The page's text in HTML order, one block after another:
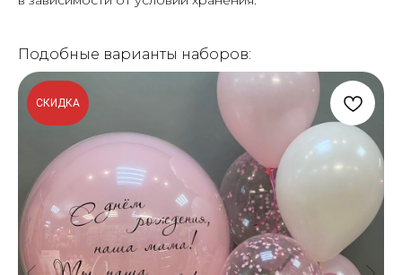
Подобные варианты наборов:
СКИДКА